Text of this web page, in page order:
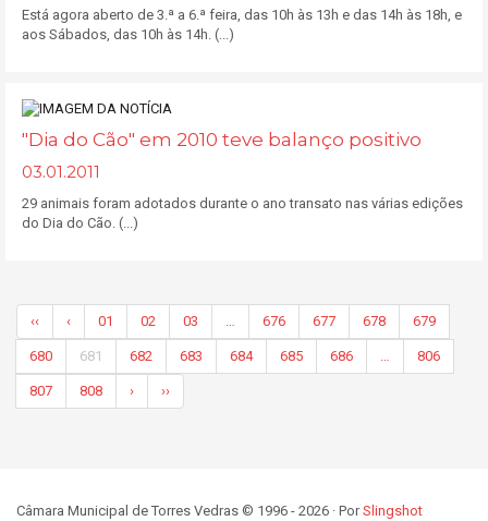
Está agora aberto de 3.ª a 6.ª feira, das 10h às 13h e das 14h às 18h, e
aos Sábados, das 10h às 14h. (...)
"Dia do Cão" em 2010 teve balanço positivo
03.01.2011
29 animais foram adotados durante o ano transato nas várias edições
do Dia do Cão. (...)
‹‹ ‹ 01 02 03 … 676 677 678 679
680 681 682 683 684 685 686 … 806
807 808 › ››
Câmara Municipal de Torres Vedras © 1996 - 2026 · PorSlingshot